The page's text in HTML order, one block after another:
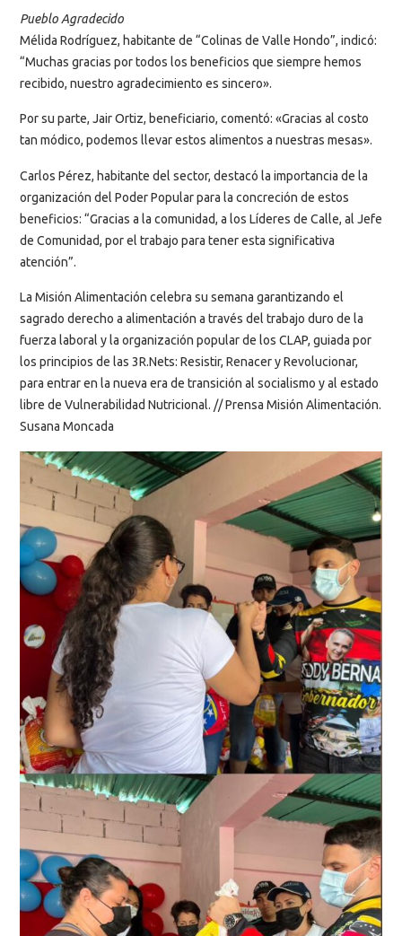
Pueblo Agradecido
Mélida Rodríguez, habitante de “Colinas de Valle Hondo”, indicó:
“Muchas gracias por todos los beneficios que siempre hemos
recibido, nuestro agradecimiento es sincero».
Por su parte, Jair Ortiz, beneficiario, comentó: «Gracias al costo
tan módico, podemos llevar estos alimentos a nuestras mesas».
Carlos Pérez, habitante del sector, destacó la importancia de la
organización del Poder Popular para la concreción de estos
beneficios: “Gracias a la comunidad, a los Líderes de Calle, al Jefe
de Comunidad, por el trabajo para tener esta significativa
atención”.
La Misión Alimentación celebra su semana garantizando el
sagrado derecho a alimentación a través del trabajo duro de la
fuerza laboral y la organización popular de los CLAP, guiada por
los principios de las 3R.Nets: Resistir, Renacer y Revolucionar,
para entrar en la nueva era de transición al socialismo y al estado
libre de Vulnerabilidad Nutricional. // Prensa Misión Alimentación.
Susana Moncada